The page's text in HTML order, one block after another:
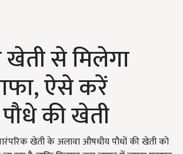
खेती से मिलेगा
ऐसे करें
की खेती
खेती के अलावा औषधीय पौधों की खेती को